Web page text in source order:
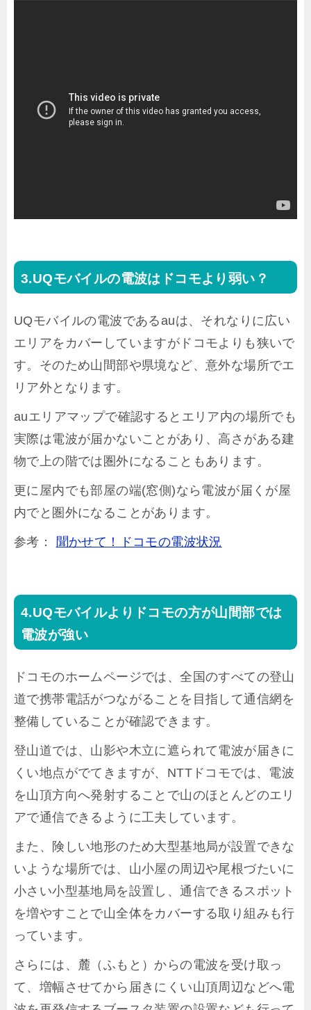
UQモバイルの電波はドコモより弱い？
UQモバイルの電波であるauは、それなりに広い
エリアをカバーしていますがドコモよりも狭いで
す。そのため山間部や県境など、意外な場所でエ
リア外となります。
auエリアマップで確認するとエリア内の場所でも
実際は電波が届かないことがあり、高さがある建
物で上の階では圏外になることもあります。
更に屋内でも部屋の端(窓側)なら電波が届くが屋
内でと圏外になることがあります。
参考： 聞かせて！ドコモの電波状況
UQモバイルよりドコモの方が山間部では
電波が強い
ドコモのホームページでは、全国のすべての登山
道で携帯電話がつながることを目指して通信網を
整備していることが確認できます。
登山道では、山影や木立に遮られて電波が届きに
くい地点がでてきますが、NTTドコモでは、電波
を山頂方向へ発射することで山のほとんどのエリ
アで通信できるように工夫しています。
また、険しい地形のため大型基地局が設置できな
いような場所では、山小屋の周辺や尾根づたいに
小さい小型基地局を設置し、通信できるスポット
を増やすことで山全体をカバーする取り組みも行
っています。
さらには、麓（ふもと）からの電波を受け取っ
て、増幅させてから届きにくい山頂周辺などへ電